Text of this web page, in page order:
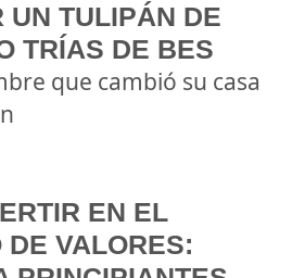
UN TULIPÁN DE
TRÍAS DE BES
que cambió su casa
EN EL
DE VALORES: